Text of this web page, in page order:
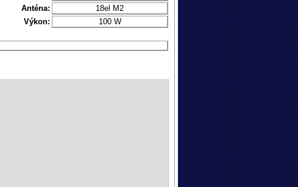
Anténa:
18el M2
Výkon:
100 W